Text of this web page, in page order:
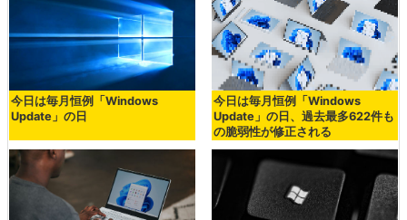
今日は毎月恒例「Windows
Update」の日
今日は毎月恒例「Windows
Update」の日、過去最多622件も
の脆弱性が修正される